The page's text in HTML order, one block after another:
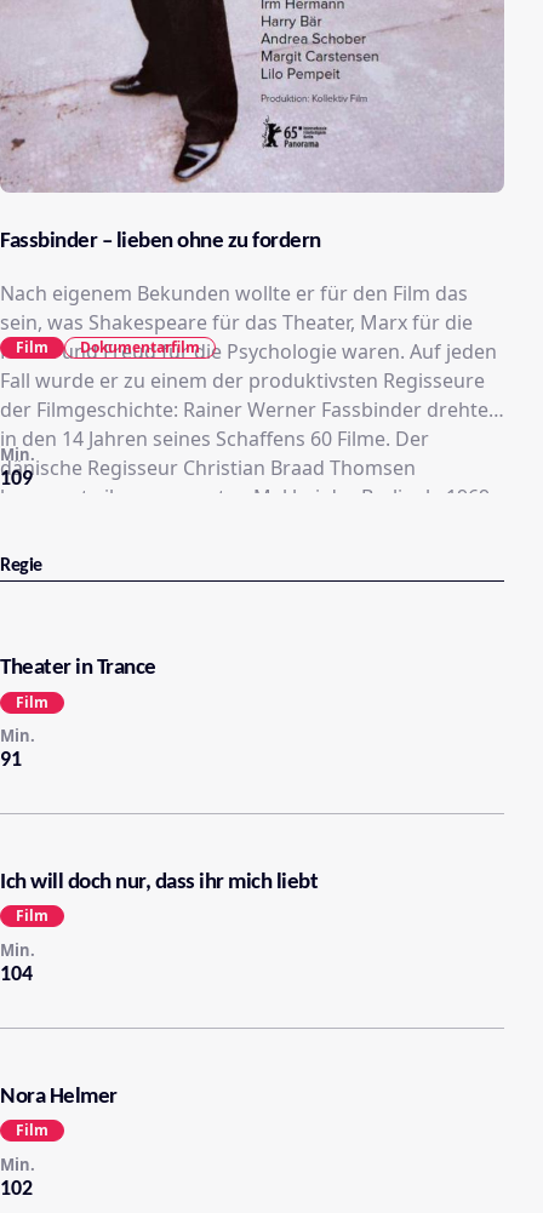
Fassbinder – lieben ohne zu fordern
Nach eigenem Bekunden wollte er für den Film das
sein, was Shakespeare für das Theater, Marx für die
Politik und Freud für die Psychologie waren. Auf jeden
Fall wurde er zu einem der produktivsten Regisseure
der Filmgeschichte: Rainer Werner Fassbinder drehte
in den 14 Jahren seines Schaffens 60 Filme. Der
dänische Regisseur Christian Braad Thomsen
begegnete ihm zum ersten Mal bei der Berlinale 1969.
Tod“ vom Publikum niedergebuht worden. Thomsen
traf ihn wieder und wieder, wurde zu einem Vertrauten
jetzt. Thomsen hat seine intimen Interviews um
Erinnerungen und Kommentare von Fassbinders
Weggefährten angereichert. Entstanden ist ein sehr
persönliches Porträt des Ausnahmeregisseurs und
109
Min.
Film Dokumentarfilm
Regie
Theater in Trance
91
Min.
Film
Ich will doch nur, dass ihr mich liebt
104
Min.
Film
Nora Helmer
102
Min.
Film